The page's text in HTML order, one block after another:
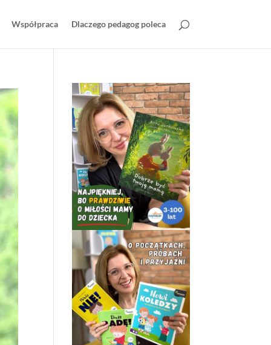
Współpraca Dlaczego pedagog poleca